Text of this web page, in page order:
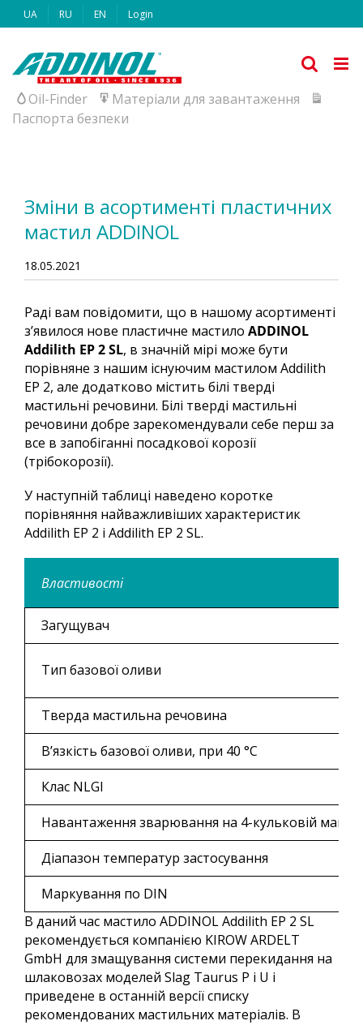
Skip
to
UA RU EN Login
Oil-Finder
Матеріали для завантаження
Паспорта безпеки
Зміни в асортименті пластичних
мастил ADDINOL
18.05.2021
Раді вам повідомити, що в нашому асортименті
з’явилося нове пластичне мастило ADDINOL
Addilith EP 2 SL, в значній мірі може бути
порівняне з нашим існуючим мастилом Addilith
EP 2, але додатково містить білі тверді
мастильні речовини. Білі тверді мастильні
речовини добре зарекомендували себе перш за
все в запобіганні посадкової корозії
(трібокорозії).
У наступній таблиці наведено коротке
порівняння найважливіших характеристик
Addilith EP 2 і Addilith EP 2 SL.
Властивості
Загущувач
Тип базової оливи
Тверда мастильна речовина
В’язкість базової оливи, при 40 °C
Клас NLGI
Навантаження зварювання на 4-кульковій
Діапазон температур застосування
Маркування по DIN
В даний час мастило ADDINOL Addilith EP 2 SL
рекомендується компанією KIROW ARDELT
GmbH для змащування системи перекидання на
шлаковозах моделей Slag Taurus P і U і
приведене в останній версії списку
рекомендованих мастильних матеріалів. В